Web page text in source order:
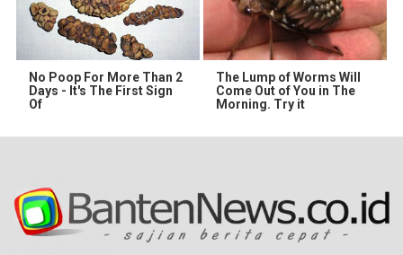
No Poop For More Than 2
Days - It's The First Sign
Of
The Lump of Worms Will
Come Out of You in The
Morning. Try it